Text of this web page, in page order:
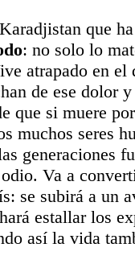
que
: no solo lo
atrapado en el
de ese dolor
que si muere
muchos seres
generaciones
Va a
se subirá a un
estallar los
así la vida